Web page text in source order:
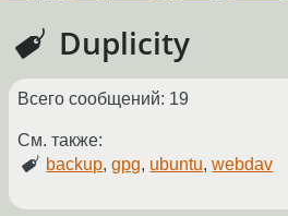
Duplicity
Всего сообщений: 19
См. также:
backup,gpg, ubuntu,webdav